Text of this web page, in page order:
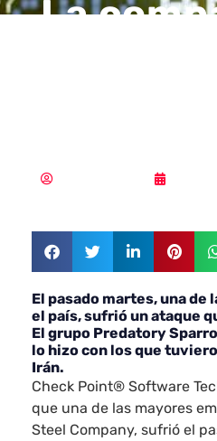
La
El pasado martes, una de
el país, sufrió un ataque
El grupo Predatory
lo hizo con los que
Irán.
Check Point® Software
que una de las mayores
Steel Company, sufrió el